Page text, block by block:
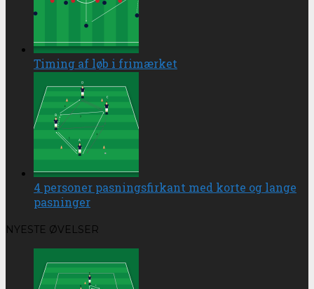
Timing af løb i frimærket
4 personer pasningsfirkant med korte og lange
pasninger
NYESTE ØVELSER